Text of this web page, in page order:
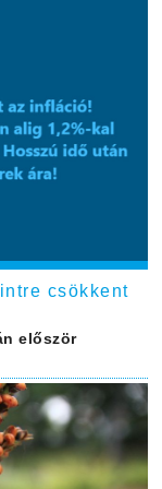
csökkent
először